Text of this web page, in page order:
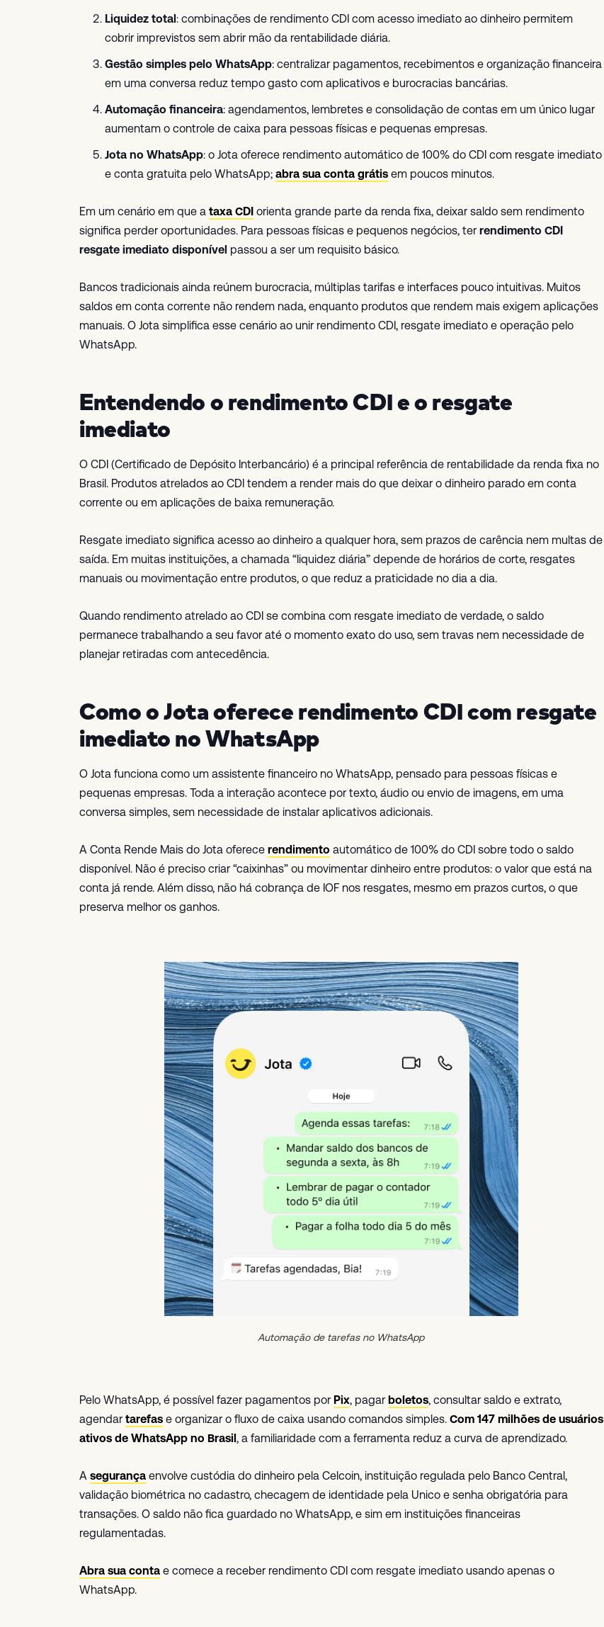
Liquidez total: combinações de rendimento CDI com acesso imediato ao dinheiro permitem
cobrir imprevistos sem abrir mão da rentabilidade diária.
Gestão simples pelo WhatsApp: centralizar pagamentos, recebimentos e organização financeira
em uma conversa reduz tempo gasto com aplicativos e burocracias bancárias.
Automação financeira: agendamentos, lembretes e consolidação de contas em um único lugar
aumentam o controle de caixa para pessoas físicas e pequenas empresas.
Jota no WhatsApp: o Jota oferece rendimento automático de 100% do CDI com resgate imediato
e conta gratuita pelo WhatsApp; abra sua conta grátis em poucos minutos.
Em um cenário em que a taxa CDI orienta grande parte da renda fixa, deixar saldo sem rendimento
significa perder oportunidades. Para pessoas físicas e pequenos negócios, ter rendimento CDI
resgate imediato disponível passou a ser um requisito básico.
Bancos tradicionais ainda reúnem burocracia, múltiplas tarifas e interfaces pouco intuitivas. Muitos
saldos em conta corrente não rendem nada, enquanto produtos que rendem mais exigem aplicações
manuais. O Jota simplifica esse cenário ao unir rendimento CDI, resgate imediato e operação pelo
WhatsApp.
Entendendo o rendimento CDI e o resgate
imediato
O CDI (Certificado de Depósito Interbancário) é a principal referência de rentabilidade da renda fixa no
Brasil. Produtos atrelados ao CDI tendem a render mais do que deixar o dinheiro parado em conta
corrente ou em aplicações de baixa remuneração.
Resgate imediato significa acesso ao dinheiro a qualquer hora, sem prazos de carência nem multas de
saída. Em muitas instituições, a chamada “liquidez diária” depende de horários de corte, resgates
manuais ou movimentação entre produtos, o que reduz a praticidade no dia a dia.
Quando rendimento atrelado ao CDI se combina com resgate imediato de verdade, o saldo
permanece trabalhando a seu favor até o momento exato do uso, sem travas nem necessidade de
planejar retiradas com antecedência.
Como o Jota oferece rendimento CDI com resgate
imediato no WhatsApp
O Jota funciona como um assistente financeiro no WhatsApp, pensado para pessoas físicas e
pequenas empresas. Toda a interação acontece por texto, áudio ou envio de imagens, em uma
conversa simples, sem necessidade de instalar aplicativos adicionais.
A Conta Rende Mais do Jota oferece rendimento automático de 100% do CDI sobre todo o saldo
disponível. Não é preciso criar “caixinhas” ou movimentar dinheiro entre produtos: o valor que está na
conta já rende. Além disso, não há cobrança de IOF nos resgates, mesmo em prazos curtos, o que
preserva melhor os ganhos.
Automação de tarefas no WhatsApp
Pelo WhatsApp, é possível fazer pagamentos por Pix, pagar boletos, consultar saldo e extrato,
agendar tarefas e organizar o fluxo de caixa usando comandos simples. Com 147 milhões de usuários
ativos de WhatsApp no Brasil, a familiaridade com a ferramenta reduz a curva de aprendizado.
A segurança envolve custódia do dinheiro pela Celcoin, instituição regulada pelo Banco Central,
validação biométrica no cadastro, checagem de identidade pela Unico e senha obrigatória para
transações. O saldo não fica guardado no WhatsApp, e sim em instituições financeiras
regulamentadas.
Abra sua conta e comece a receber rendimento CDI com resgate imediato usando apenas o
WhatsApp.